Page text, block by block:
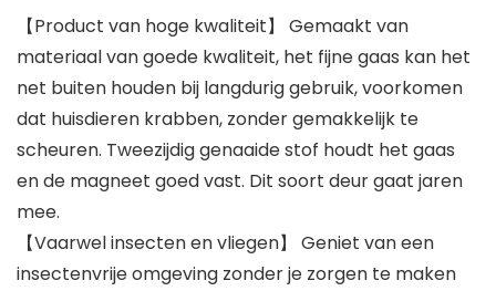
【Product van hoge kwaliteit】 Gemaakt van
materiaal van goede kwaliteit, het fijne gaas kan het
net buiten houden bij langdurig gebruik, voorkomen
dat huisdieren krabben, zonder gemakkelijk te
scheuren. Tweezijdig genaaide stof houdt het gaas
en de magneet goed vast. Dit soort deur gaat jaren
mee.
【Vaarwel insecten en vliegen】 Geniet van een
insectenvrije omgeving zonder je zorgen te maken